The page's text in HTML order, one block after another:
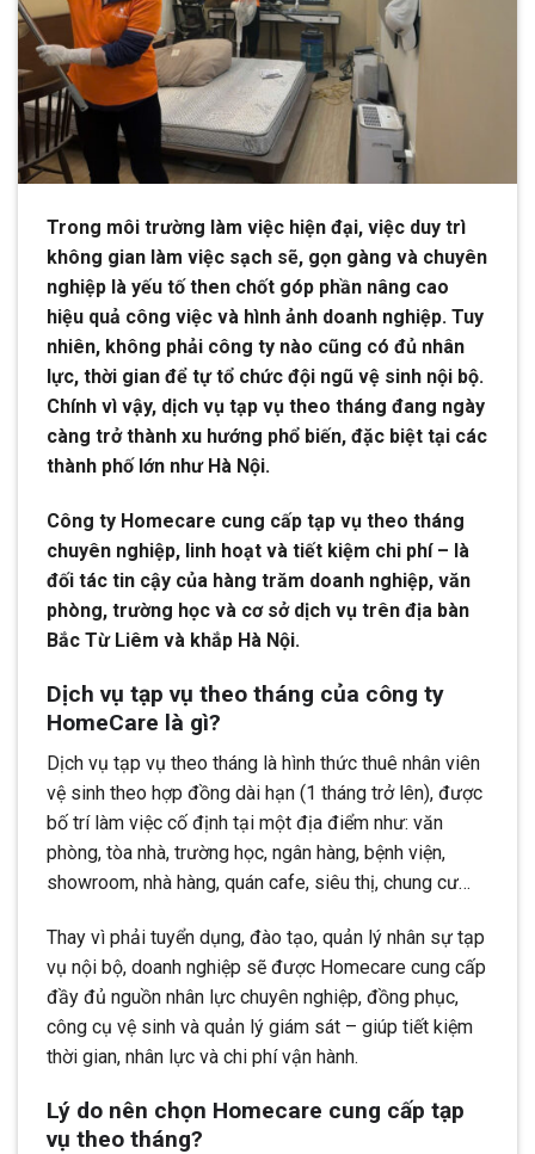
Trong môi trường làm việc hiện đại, việc duy trì
không gian làm việc sạch sẽ, gọn gàng và chuyên
nghiệp là yếu tố then chốt góp phần nâng cao
hiệu quả công việc và hình ảnh doanh nghiệp. Tuy
nhiên, không phải công ty nào cũng có đủ nhân
lực, thời gian để tự tổ chức đội ngũ vệ sinh nội bộ.
Chính vì vậy, dịch vụ tạp vụ theo tháng đang ngày
càng trở thành xu hướng phổ biến, đặc biệt tại các
thành phố lớn như Hà Nội.
Công ty Homecare cung cấp tạp vụ theo tháng
chuyên nghiệp, linh hoạt và tiết kiệm chi phí – là
đối tác tin cậy của hàng trăm doanh nghiệp, văn
phòng, trường học và cơ sở dịch vụ trên địa bàn
Bắc Từ Liêm và khắp Hà Nội.
Dịch vụ tạp vụ theo tháng của công ty
HomeCare là gì?
Dịch vụ tạp vụ theo tháng là hình thức thuê nhân viên
vệ sinh theo hợp đồng dài hạn (1 tháng trở lên), được
bố trí làm việc cố định tại một địa điểm như: văn
phòng, tòa nhà, trường học, ngân hàng, bệnh viện,
showroom, nhà hàng, quán cafe, siêu thị, chung cư…
Thay vì phải tuyển dụng, đào tạo, quản lý nhân sự tạp
vụ nội bộ, doanh nghiệp sẽ được Homecare cung cấp
đầy đủ nguồn nhân lực chuyên nghiệp, đồng phục,
công cụ vệ sinh và quản lý giám sát – giúp tiết kiệm
thời gian, nhân lực và chi phí vận hành.
Lý do nên chọn Homecare cung cấp tạp
vụ theo tháng?